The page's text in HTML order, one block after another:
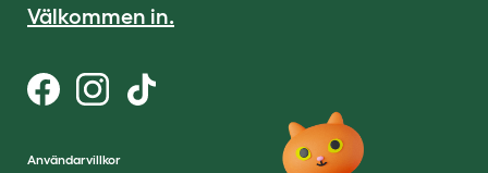
Välkommen in.
Användarvillkor